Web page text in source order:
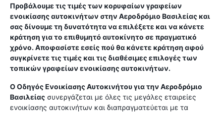
Προβάλουμε τις τιμές των κορυφαίων γραφείων
ενοικίασης αυτοκινήτων στην Αεροδρόμιο Βασιλείας και
σας δίνουμε τη δυνατότητα να επιλέξετε και να κάνετε
κράτηση για το επιθυμητό αυτοκίνητο σε πραγματικό
χρόνο. Αποφασίστε εσείς πού θα κάνετε κράτηση αφού
συγκρίνετε τις τιμές και τις διαθέσιμες επιλογές των
τοπικών γραφείων ενοικίασης αυτοκινήτων.
Ο Οδηγός Ενοικίασης Αυτοκινήτου για την Αεροδρόμιο
Βασιλείας συνεργάζεται με όλες τις μεγάλες εταιρείες
ενοικίασης αυτοκινήτων και διαπραγματεύεται με τα